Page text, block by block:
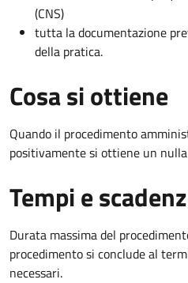
(CNS)
tutta la documentazione
della pratica.
Cosa si ottiene
Quando il procedimento
positivamente si ottiene un
Tempi e
Durata massima del
procedimento si conclude al
necessari.